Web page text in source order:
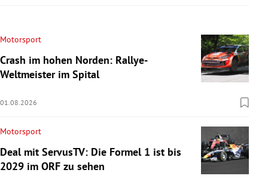
Motorsport
Crash im hohen Norden: Rallye-
Weltmeister im Spital
01.08.2026
Motorsport
Deal mit ServusTV: Die Formel 1 ist bis
2029 im ORF zu sehen